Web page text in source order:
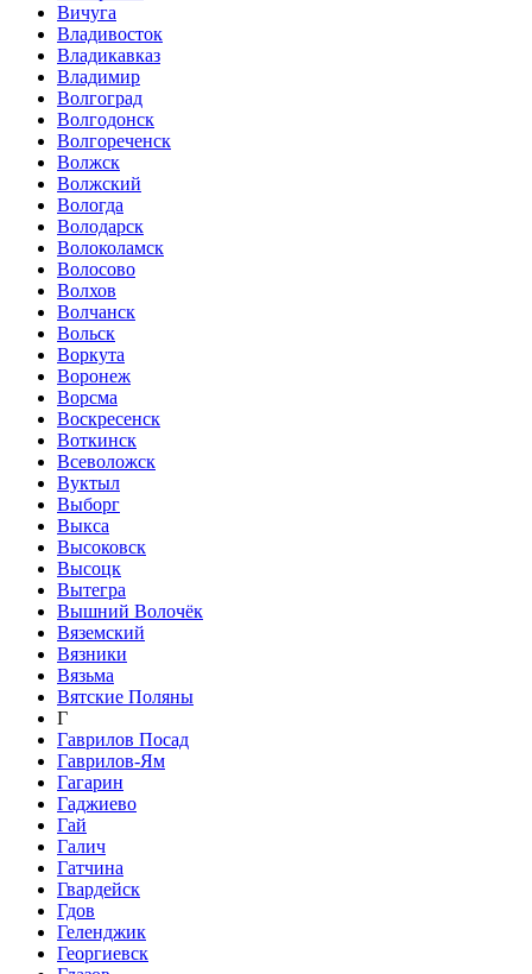
Вичуга
Владивосток
Владикавказ
Владимир
Волгоград
Волгодонск
Волгореченск
Волжск
Волжский
Вологда
Володарск
Волоколамск
Волосово
Волхов
Волчанск
Вольск
Воркута
Воронеж
Ворсма
Воскресенск
Воткинск
Всеволожск
Вуктыл
Выборг
Выкса
Высоковск
Высоцк
Вытегра
Вышний Волочёк
Вяземский
Вязники
Вязьма
Вятские Поляны
Г
Гаврилов Посад
Гаврилов-Ям
Гагарин
Гаджиево
Гай
Галич
Гатчина
Гвардейск
Гдов
Геленджик
Георгиевск